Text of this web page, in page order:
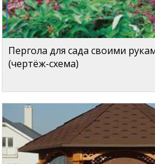
Пергола для сада своими
(чертёж-схема)